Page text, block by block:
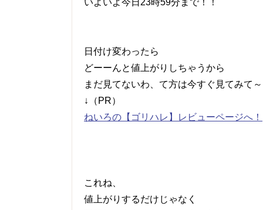
いよいよ今日23時59分まで！！
日付け変わったら
どーーんと値上がりしちゃうから
まだ見てないわ、て方は今すぐ見てみて
↓（PR）
ねいろの【ゴリハレ】レビューページへ！
これね、
値上がりするだけじゃなく